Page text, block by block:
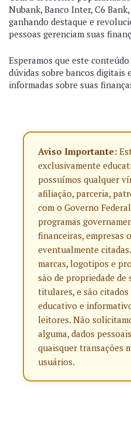
Nubank, Banco Inter, C6
ganhando destaque e
pessoas gerenciam suas
Esperamos que este
dúvidas sobre bancos digitais
informadas sobre suas
Aviso Importante:
exclusivamente
possuímos qualquer
afiliação, parceria,
com o Governo
programas
financeiras, empresas
eventualmente
marcas, logotipos e
são de propriedade de
titulares, e são
educativo e
leitores. Não
alguma, dados
quaisquer transações
usuários.